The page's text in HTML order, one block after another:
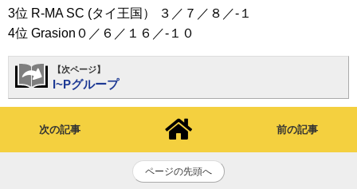
3位 R-MA SC (タイ王国） ３／７／８／-１
4位 Grasion０／６／１６／-１０
【次ページ】
I~Pグループ
次の記事 前の記事
ページの先頭へ